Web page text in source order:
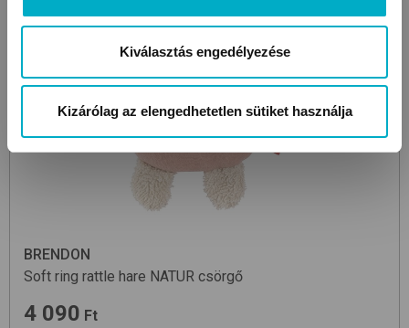
Kiválasztás engedélyezése
Kizárólag az elengedhetetlen sütiket használja
BRENDON
Soft ring rattle hare NATUR csörgő
4 090 Ft